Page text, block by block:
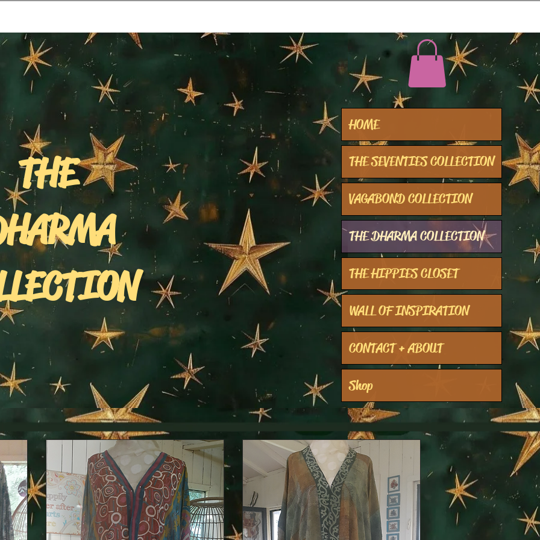
HOME
THE SEVENTIES COLLECTION
VAGABOND COLLECTION
THE DHARMA COLLECTION
THE HIPPIES CLOSET
WALL OF INSPIRATION
CONTACT + ABOUT
Shop